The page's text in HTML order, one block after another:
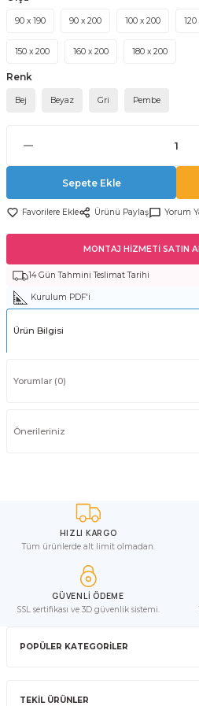
90 x 190 90 x 200 100 x 200
150 x 200 160 x 200 180 x 200
Renk
Bej Beyaz Gri Pembe
Sepete Ekle
Ürünü Paylaş Yorum
MONTAJ HİZMETİ SATIN
14 Gün Tahmini Teslimat Tarihi
Kurulum PDF'i
Ürün Bilgisi
Yorumlar (0)
Önerileriniz
HIZLI KARGO
Tüm ürünlerde alt limit olmadan.
GÜVENLİ ÖDEME
SSL sertifikası ve 3D güvenlik sistemi.
POPÜLER KATEGORİLER
TEKİL ÜRÜNLER